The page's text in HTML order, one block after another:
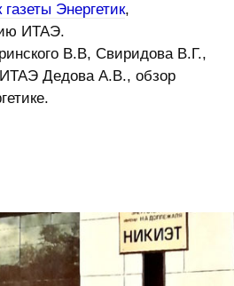
Энергетик,
ИТАЭ.
В.В, Свиридова В.Г.,
Дедова А.В., обзор